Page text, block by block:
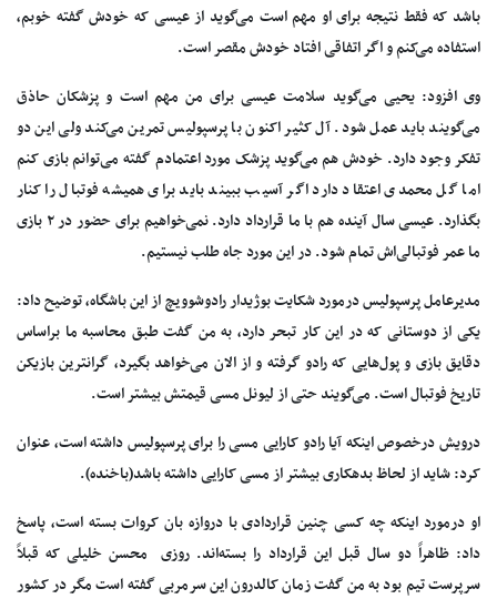
باشد که فقط نتیجه برای او مهم است می‌گوید از عیسی که خودش گفته خوبم،
استفاده می‌کنم و اگر اتفاقی افتاد خودش مقصر است.
وی افزود: یحیی می‌گوید سلامت عیسی برای من مهم است و پزشکان حاذق
می‌گویند باید عمل شود. آل کثیر اکنون با پرسپولیس تمرین می‌کند ولی این دو
تفکر وجود دارد. خودش هم می‌گوید پزشک مورد اعتمادم گفته می‌توانم بازی کنم
اما گل محمدی اعتقاد دارد اگر آسیب ببیند باید برای همیشه فوتبال را کنار
بگذارد. عیسی سال آینده هم با ما قرارداد دارد. نمی‌خواهیم برای حضور در ۲ بازی
ما عمر فوتبالی‌اش تمام شود. در این مورد جاه طلب نیستیم.
مدیرعامل پرسپولیس درمورد شکایت بوژیدار رادوشوویچ از این باشگاه، توضیح داد:
یکی از دوستانی که در این کار تبحر دارد، به من گفت طبق محاسبه ما براساس
دقایق بازی و پول‌هایی که رادو گرفته و از الان می‌خواهد بگیرد، گرانترین بازیکن
تاریخ فوتبال است‌. می‌گویند حتی از لیونل مسی قیمتش بیشتر است.
درویش درخصوص اینکه آیا رادو کارایی مسی را برای پرسپولیس داشته است، عنوان
کرد: شاید از لحاظ بدهکاری بیشتر از مسی کارایی داشته باشد(باخنده).
او درمورد اینکه چه کسی چنین قراردادی با دروازه بان کروات بسته است، پاسخ
داد: ظاهراً دو سال قبل این قرارداد را بسته‌اند. روزی محسن خلیلی که قبلاً
سرپرست تیم بود به من گفت زمان کالدرون این سرمربی گفته است مگر در کشور